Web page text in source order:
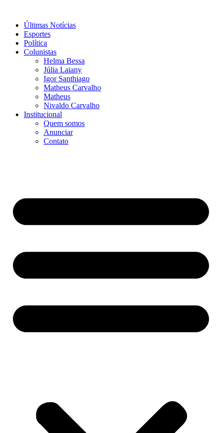
conteúdo
Últimas Notícias
Esportes
Política
Colunistas
Helma Bessa
Júlia Laiany
Igor Santhiago
Matheus Carvalho
Matheus
Nivaldo Carvalho
Institucional
Quem somos
Anunciar
Contato